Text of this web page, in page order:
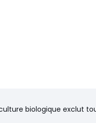
biologique exclut